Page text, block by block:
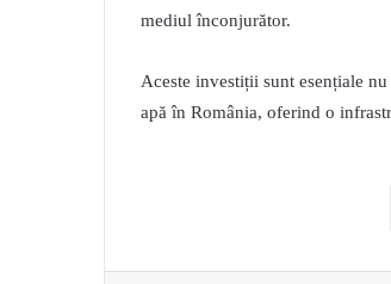
mediul înconjurător.
Aceste investiții sunt esențiale
apă în România, oferind o